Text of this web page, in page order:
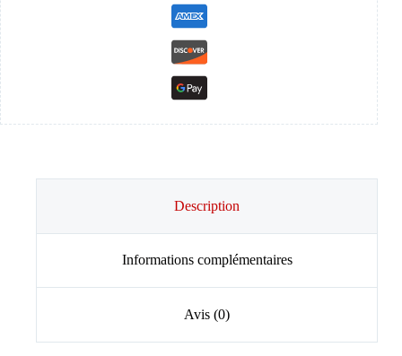
Description
Informations complémentaires
Avis (0)